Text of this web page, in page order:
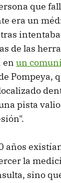
que
era un
intentaba
de las
en un
Pompeya,
pista
años
la
sino